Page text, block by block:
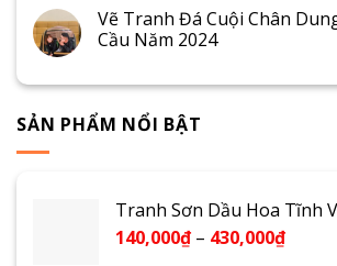
Vẽ Tranh Đá Cuội Chân
Cầu Năm 2024
SẢN PHẨM NỔI BẬT
Tranh Sơn Dầu Hoa Tĩnh
140,000₫ – 430,000₫